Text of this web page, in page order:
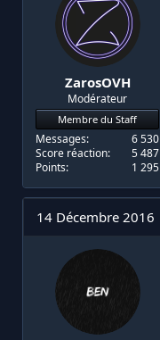
ZarosOVH
Modérateur
Membre du Staff
Messages
6 530
Score réaction
5 487
Points
1 295
14 Décembre 2016